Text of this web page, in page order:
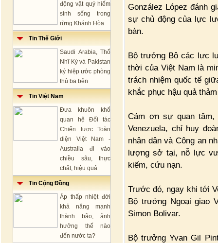
động vật quý hiếm
sinh sống trong
rừng Khánh Hòa
Tin Thế Giới
Saudi Arabia, Thổ
Nhĩ Kỳ và Pakistan
ký hiệp ước phòng
thủ ba bên
Tin Việt Nam
Đưa khuôn khổ
quan hệ Đối tác
Chiến lược Toàn
diện Việt Nam -
Australia đi vào
chiều sâu, thực
chất, hiệu quả
Tin Cộng Đồng
Áp thấp nhiệt đới
khả năng mạnh
thành bão, ảnh
hưởng thế nào
đến nước ta?
González López đánh
sự chủ động của lực
bàn.
Bộ trưởng Bộ các lực
thời của Việt Nam là
trách nhiệm quốc tế
khắc phục hậu quả
Cảm ơn sự quan
Venezuela, chỉ huy
nhân dân và Công an
lượng sở tại, nỗ lực
kiếm, cứu nạn.
Trước đó, ngay khi tới
Bộ trưởng Ngoại giao
Simon Bolivar.
Bộ trưởng Yvan Gil